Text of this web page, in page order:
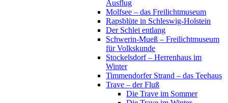
Ausflug
Molfsee – das Freilichtmuseum
Rapsblüte in Schleswig-Holstein
Der Schlei entlang
Schwerin-Mueß – Freilichtmuseum
für Volkskunde
Stockelsdorf – Herrenhaus im
Winter
Timmendorfer Strand – das Teehaus
Trave – der Fluß
Die Trave im Sommer